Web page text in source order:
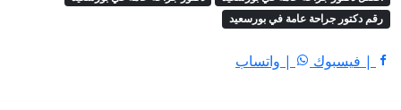
رقم دكتور جراحة عامة في بورسعيد
| فيسبوك | واتساب